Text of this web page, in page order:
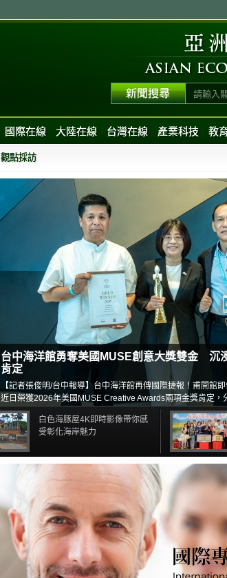
國際在線 大陸在線 台灣在線 產業科技 教
觀點採訪
台中海洋館勇奪美國MUSE創意大獎雙金 沉
肯定
【記者張俊明/台中報導】台中海洋館再傳國際捷報！甫開館
近日榮獲2026年美國MUSE Creative Awards兩項金獎肯定，
（Exhibition Experience）」及「沉浸式品牌體驗（
金獎殊榮，展現台灣在展示設計、空間敘事與數位沉浸式體驗
白色海豚屋4K即時影像帶你感
受彰化海岸魅力